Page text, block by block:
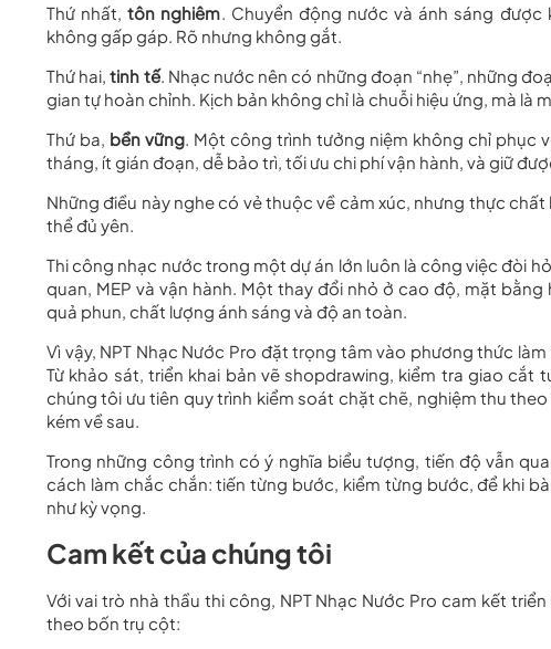
Thứ nhất,tôn nghiêm . Chuyển động nước và ánh sáng
không gấp gáp. Rõ nhưng không gắt.
Thứ hai,tinh tế. Nhạc nước nên có những đoạn “nhẹ”, những
gian tự hoàn chỉnh. Kịch bản không chỉ là chuỗi hiệu ứng, mà là
Thứ ba, bền vững . Một công trình tưởng niệm không chỉ phục
tháng, ít gián đoạn, dễ bảo trì, tối ưu chi phí vận hành, và giữ
Những điều này nghe có vẻ thuộc về cảm xúc, nhưng thực
thể đủ yên.
Thi công nhạc nước trong một dự án lớn luôn là công việc đòi
quan, MEP và vận hành. Một thay đổi nhỏ ở cao độ, mặt
quả phun, chất lượng ánh sáng và độ an toàn.
Vì vậy, NPT Nhạc Nước Pro đặt trọng tâm vào phương thức
Từ khảo sát, triển khai bản vẽ shopdrawing, kiểm tra giao cắt
chúng tôi ưu tiên quy trình kiểm soát chặt chẽ, nghiệm thu
kém về sau.
Trong những công trình có ý nghĩa biểu tượng, tiến độ vẫn
cách làm chắc chắn: tiến từng bước, kiểm từng bước, để khi
như kỳ vọng.
Cam kết của chúng tôi
Với vai trò nhà thầu thi công, NPT Nhạc Nước Pro cam kết
theo bốn trụ cột: